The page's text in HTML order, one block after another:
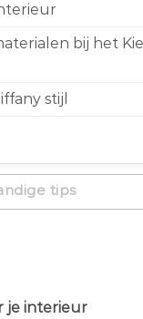
bij het
stijl
tips
je interieur